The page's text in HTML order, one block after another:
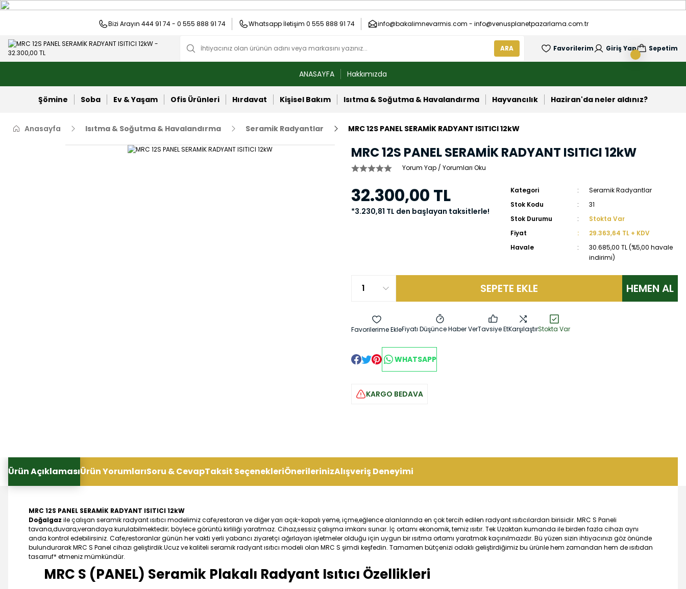
Bizi Arayın 444 91 74 - 0 555 888 91 74 Whatsapp İletişim 0 555 888 91 74 info@bakalimnevarmis.com - info@venusplanetpazarlama.com.tr
ARA Favorilerim Giriş Yap Sepetim
ANASAYFA Hakkımızda
Şömine Soba Ev & Yaşam Ofis Ürünleri Hırdavat Kişisel Bakım Isıtma & Soğutma & Havalandırma Hayvancılık Haziran'da neler aldınız?
Anasayfa Isıtma & Soğutma & Havalandırma Seramik Radyantlar MRC 12S PANEL SERAMİK RADYANT ISITICI 12kW
MRC 12S PANEL SERAMİK RADYANT ISITICI 12kW
Yorum Yap / Yorumları Oku
32.300,00 TL
*3.230,81 TL den başlayan taksitlerle!
Kategori
Seramik Radyantlar
Stok Kodu
31
Stok Durumu
Stokta Var
Fiyat
29.363,64 TL + KDV
Havale
30.685,00 TL (%5,00 havale
indirimi)
SEPETE EKLE HEMEN AL
Fiyatı Düşünce Haber VerTavsiye EtKarşılaştırStokta Var
WHATSAPP
KARGO BEDAVA
Ürün AçıklamasıÜrün YorumlarıSoru & CevapTaksit SeçenekleriÖnerilerinizAlışveriş Deneyimi
MRC 12S PANEL SERAMİK RADYANT ISITICI 12kW
Doğalgaz ile çalışan seramik radyant ısıtıcı modelimiz cafe,restoran ve diğer yarı açık-kapalı yeme, içme,eğlence alanlarında en çok tercih edilen radyant ısıtıcılardan birisidir. MRC S Paneli
tavana,duvara,verandaya kurulabilmektedir; böylece görüntü kirliliği yaratmaz. Cihaz,sessiz çalışma imkanı sunar. İç ortamı ekonomik, temiz ısıtır. Tek Uzaktan kumanda ile birden fazla cihazı aynı
anda kontrol edebilirsiniz. Cafe,restoranlar günün her vakti yerli yabancı ziyaretçi ağırlayan işletmeler olduğu için uygun bir ısıtma ortamı yaratmak kaçınılmazdır. Bü yüzen sizin ihtiyacınızı göz önünde
bulundurarak MRC S Panel cihazı geliştirdik.Ucuz ve kaliteli seramik radyant ısıtıcı modeli olan MRC S şimdi keşfedin. Tamamen bütçenizi odaklı geliştirdiğimiz bu ürünle hem zamandan hem de ısıtıdan
tasarruf* etmeniz mümkündür.
MRC S (PANEL) Seramik Plakalı Radyant Isıtıcı Özellikleri